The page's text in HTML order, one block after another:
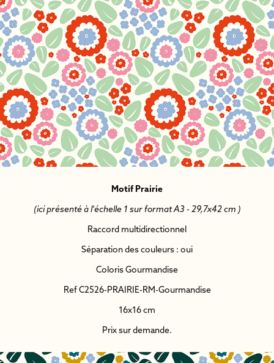
Motif Prairie
(ici présenté à l'échelle 1 sur format A3 - 29,7x42 cm )
Raccord multidirectionnel
Séparation des couleurs : oui
Coloris Gourmandise
Ref C2526-PRAIRIE-RM-Gourmandise
16x16 cm
Prix sur demande.